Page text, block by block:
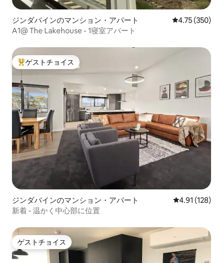
ジンダバインのマンション・アパート レビュー350
4.75 (350)
A1@ The Lakehouse - 1寝室アパート
大好評のゲストチョイスです。
ゲストチョイス
ジンダバインのマンション・アパート レビュー128
4.91 (128)
新着 - 温かく中心部に位置
ゲストチョイス
ゲストチョイス